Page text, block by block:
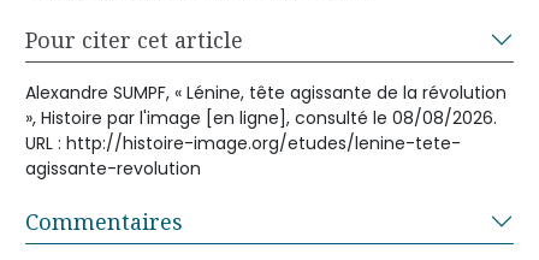
Pour citer cet article
Alexandre SUMPF, « Lénine, tête agissante de la révolution
», Histoire par l'image [en ligne], consulté le 08/08/2026.
URL : http://histoire-image.org/etudes/lenine-tete-
agissante-revolution
Commentaires